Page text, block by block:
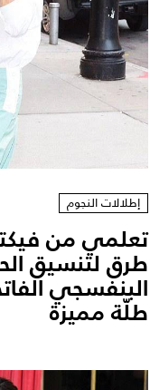
إطلالات النجوم
طرق لتنسيق
البنفسجي
طلّة مميزة‎